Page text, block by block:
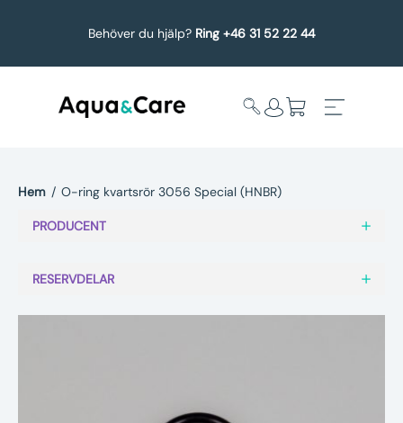
Behöver du hjälp? Ring +46 31 52 22 44
undermeny
Service
Nyheter
Hem / O-ring kvartsrör 3056 Special (HNBR)
PRODUCENT
RESERVDELAR